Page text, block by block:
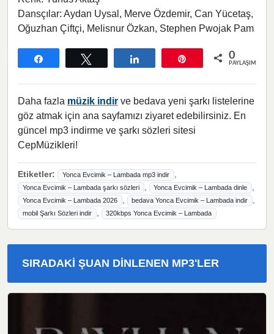
Dansçılar: Aydan Uysal, Merve Özdemir, Can Yücetaş,
Oğuzhan Çiftçi, Melisnur Özkan, Stephen Pwojak Pam
0
PAYLAŞIMLAR
Daha fazla müzik indir ve bedava yeni şarkı listelerine
göz atmak için ana sayfamızı ziyaret edebilirsiniz. En
güncel mp3 indirme ve şarkı sözleri sitesi
CepMüzikleri!
Etiketler: Yonca Evcimik – Lambada mp3 indir ,
Yonca Evcimik – Lambada şarkı sözleri , Yonca Evcimik – Lambada dinle ,
Yonca Evcimik – Lambada 2026 , bedava Yonca Evcimik – Lambada indir ,
mobil Şarkı Sözleri indir , 320kbps Yonca Evcimik – Lambada
SIRADAKI ŞUAN DINLENEN MP3'LER